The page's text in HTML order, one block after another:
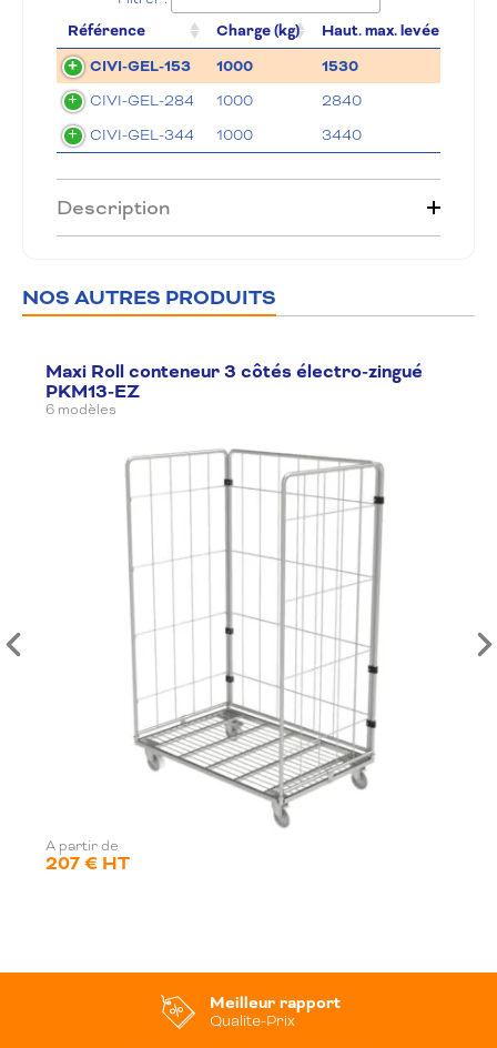
Référence Charge (kg)
Haut. max. levée (mm)
CIVI-GEL-153
1000 1530
CIVI-GEL-284 1000
2840
CIVI-GEL-344
1000 3440
Description
NOS AUTRES PRODUITS
Maxi Roll conteneur 3 côtés électro-zingué
PKM13-EZ
6 modèles
A partir de
207 € HT
Meilleur rapport
Qualite-Prix